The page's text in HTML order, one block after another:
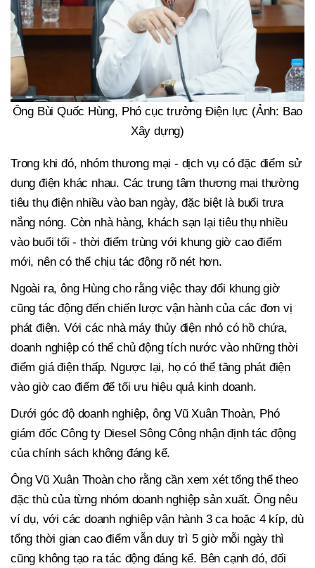
Ông Bùi Quốc Hùng, Phó cục trưởng Điện lực (Ảnh: Bao
Xây dựng)
Trong khi đó, nhóm thương mại - dịch vụ có đặc điểm sử
dụng điện khác nhau. Các trung tâm thương mại thường
tiêu thụ điện nhiều vào ban ngày, đặc biệt là buổi trưa
nắng nóng. Còn nhà hàng, khách sạn lại tiêu thụ nhiều
vào buổi tối - thời điểm trùng với khung giờ cao điểm
mới, nên có thể chịu tác động rõ nét hơn.
Ngoài ra, ông Hùng cho rằng việc thay đổi khung giờ
cũng tác động đến chiến lược vận hành của các đơn vị
phát điện. Với các nhà máy thủy điện nhỏ có hồ chứa,
doanh nghiệp có thể chủ động tích nước vào những thời
điểm giá điện thấp. Ngược lại, họ có thể tăng phát điện
vào giờ cao điểm để tối ưu hiệu quả kinh doanh.
Dưới góc độ doanh nghiệp, ông Vũ Xuân Thoàn, Phó
giám đốc Công ty Diesel Sông Công nhận định tác động
của chính sách không đáng kể.
Ông Vũ Xuân Thoàn cho rằng cần xem xét tổng thể theo
đặc thù của từng nhóm doanh nghiệp sản xuất. Ông nêu
ví dụ, với các doanh nghiệp vận hành 3 ca hoặc 4 kíp, dù
tổng thời gian cao điểm vẫn duy trì 5 giờ mỗi ngày thì
cũng không tạo ra tác động đáng kể. Bên cạnh đó, đối